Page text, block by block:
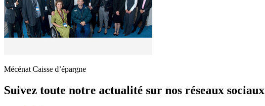
Mécénat Caisse d’épargne
Suivez toute notre actualité sur nos réseaux sociaux